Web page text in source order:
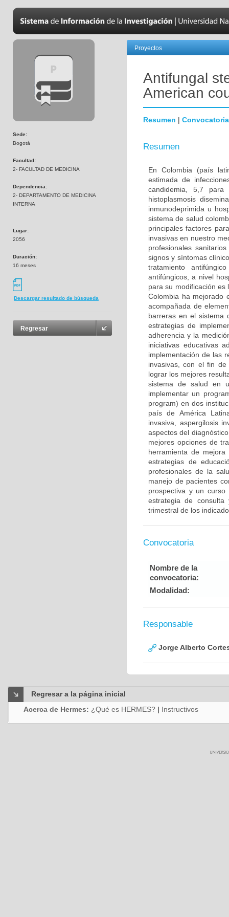
Sede:
Bogotá
Facultad:
2- FACULTAD DE MEDICINA
Dependencia:
2- DEPARTAMENTO DE MEDICINA
INTERNA
Lugar:
2056
Duración:
16 meses
Descargar resultado de búsqueda
Regresar
Proyectos
Antifungal
American
Resumen | Convocatoria
Resumen
En Colombia (país
estimada de
candidemia, 5,7
histoplasmosis
inmunodeprimida u
sistema de salud
principales factores
invasivas en nuestro
profesionales
signos y síntomas
tratamiento
antifúngicos, a nivel
para su modificación es
Colombia ha mejorado
acompañada de
barreras en el sistema
estrategias de
adherencia y la
iniciativas educativas
implementación de las
invasivas, con el fin
lograr los mejores
sistema de salud en
implementar un
program) en dos
país de América
invasiva, aspergilosis
aspectos del
mejores opciones de
herramienta de
estrategias de
profesionales de la
manejo de pacientes
prospectiva y un
estrategia de
trimestral de los
Convocatoria
Nombre de la
convocatoria:
Modalidad:
Responsable
Jorge Alberto
Regresar a la página inicial
Acerca de Hermes: ¿Qué es HERMES? | Instructivos